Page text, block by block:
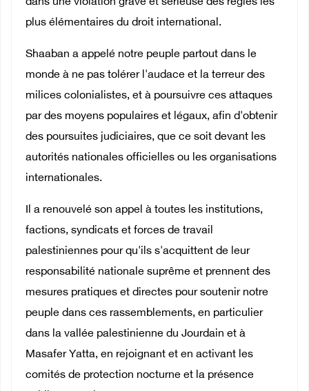
plus élémentaires du droit international.
Shaaban a appelé notre peuple partout dans le
monde à ne pas tolérer l'audace et la terreur des
milices colonialistes, et à poursuivre ces attaques
par des moyens populaires et légaux, afin d'obtenir
des poursuites judiciaires, que ce soit devant les
autorités nationales officielles ou les organisations
internationales.
Il a renouvelé son appel à toutes les institutions,
factions, syndicats et forces de travail
palestiniennes pour qu'ils s'acquittent de leur
responsabilité nationale suprême et prennent des
mesures pratiques et directes pour soutenir notre
peuple dans ces rassemblements, en particulier
dans la vallée palestinienne du Jourdain et à
Masafer Yatta, en rejoignant et en activant les
comités de protection nocturne et la présence